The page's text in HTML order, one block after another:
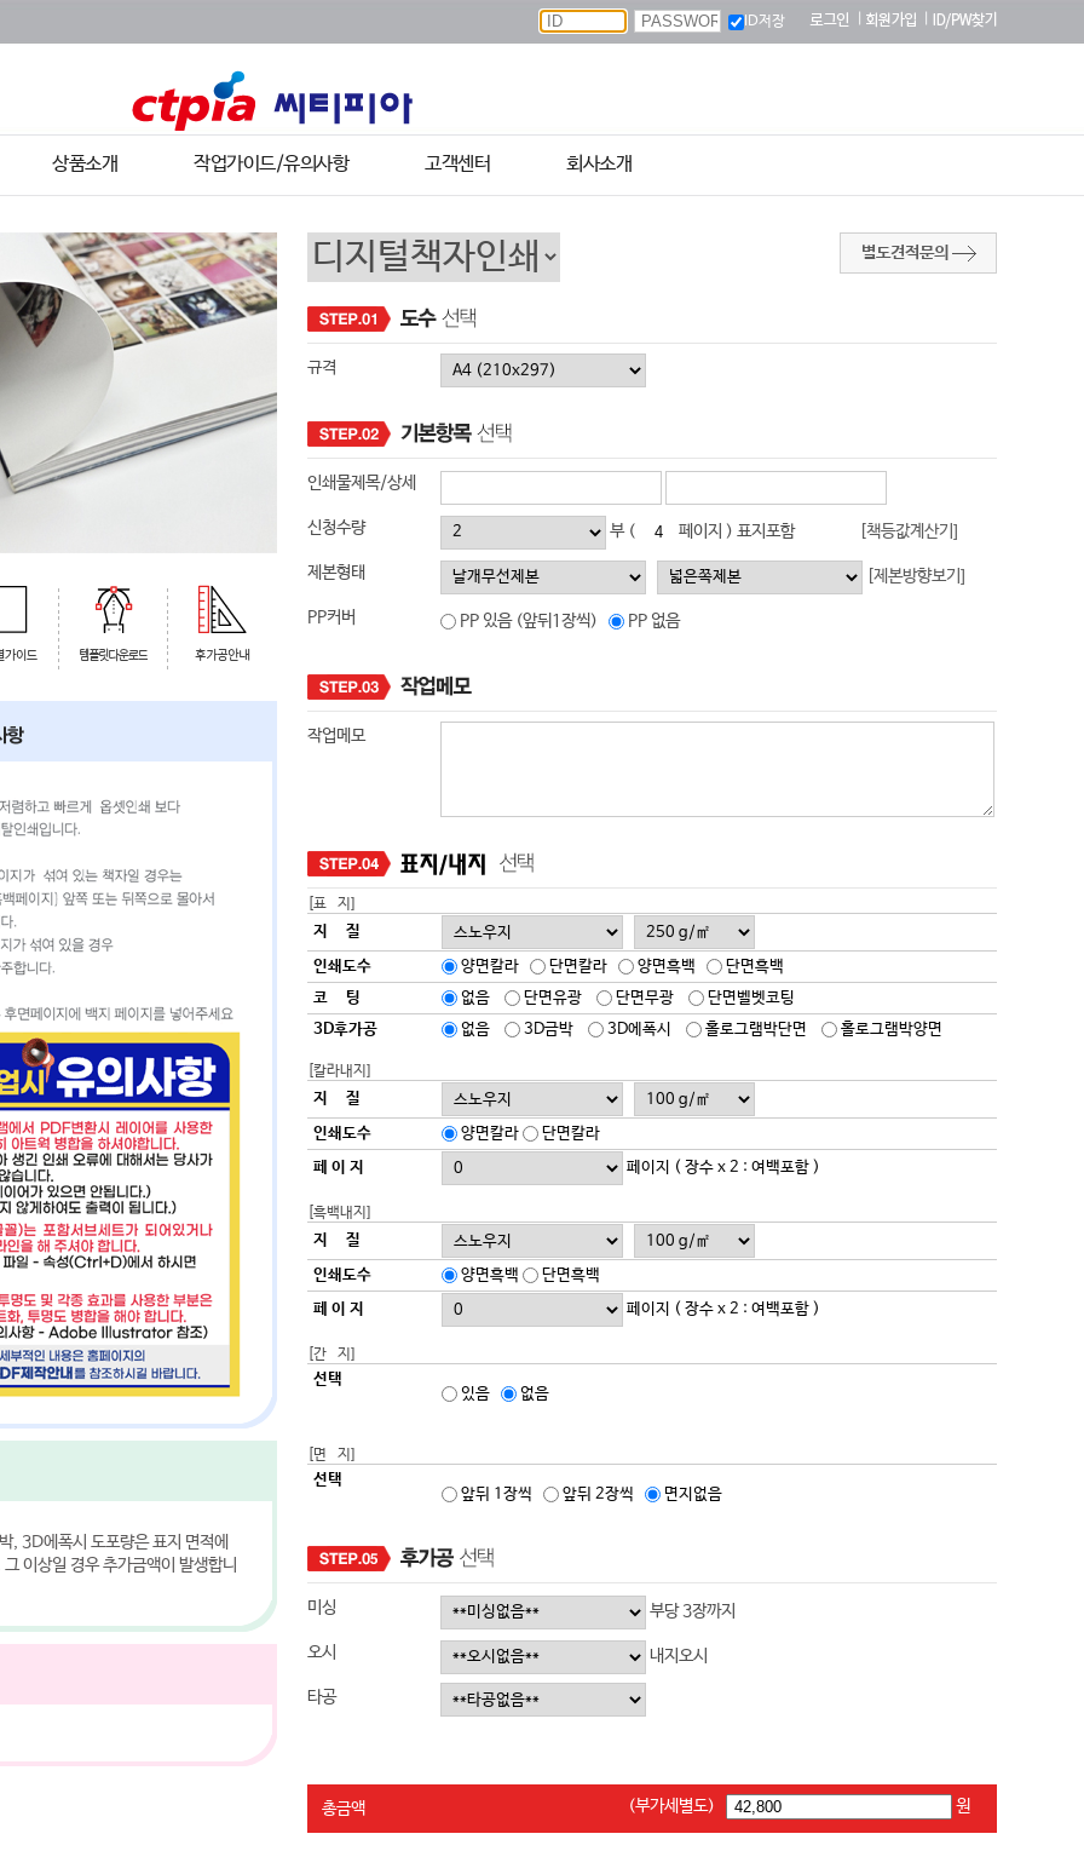
ID저장
상품소개 작업가이드/유의사항 고객센터 회사소개
, 3D에폭시 도포량은 표지 면적에
이상일 경우 추가금액이 발생합니
별도견적문의
규격
인쇄물제목/상세
신청수량 부 ( 페이지 ) 표지포함 [책등값계산기]
제본형태 [제본방향보기]
PP커버 PP 있음 (앞뒤1장씩) PP 없음
작업메모
[표 지]
지 질
인쇄도수
양면칼라 단면칼라 양면흑백
단면흑백
코 팅
없음 단면유광 단면무광
단면벨벳코팅
3D후가공
없음 3D금박 3D에폭시 홀로그램박단면 홀로그램박양면
[칼라내지]
지 질
인쇄도수
양면칼라
단면칼라
페 이 지
페이지 ( 장수 x 2 : 여백포함 )
[흑백내지]
지 질
인쇄도수
양면흑백
단면흑백
페 이 지
페이지 ( 장수 x 2 : 여백포함 )
[간 지]
선택
있음
없음
[면 지]
선택
앞뒤 1장씩
앞뒤 2장씩 면지없음
미싱 부당 3장까지
오시 내지오시
타공
총금액 (부가세별도) 원